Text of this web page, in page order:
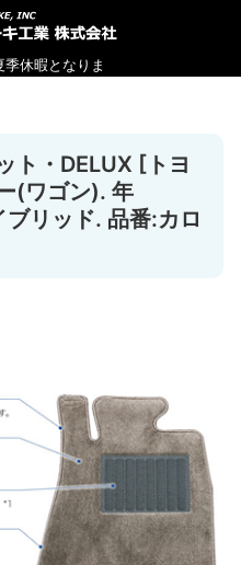
ト・DELUX [トヨ
(ワゴン). 年
リッド. 品番:カロ